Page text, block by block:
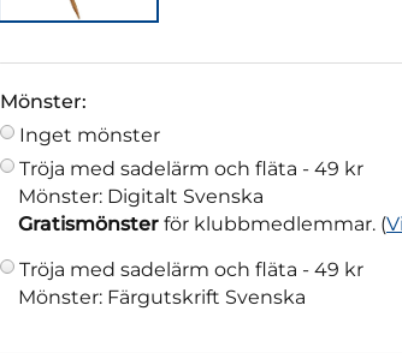
Mönster:
Inget mönster
Tröja med sadelärm och fläta - 49 kr
Mönster: Digitalt Svenska
Gratismönster för klubbmedlemmar. (
Tröja med sadelärm och fläta - 49 kr
Mönster: Färgutskrift Svenska